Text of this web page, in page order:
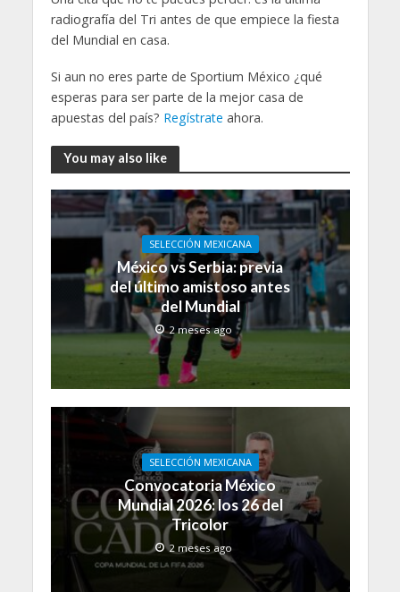
radiografía del Tri antes de que empiece la fiesta
del Mundial en casa.
Si aun no eres parte de Sportium México ¿qué
esperas para ser parte de la mejor casa de
apuestas del país? Regístrate ahora.
You may also like
SELECCIÓN MEXICANA
México vs Serbia: previa
del último amistoso antes
del Mundial
2 meses ago
SELECCIÓN MEXICANA
Convocatoria México
Mundial 2026: los 26 del
Tricolor
2 meses ago